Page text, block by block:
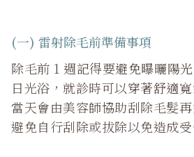
(一) 雷射除毛前準備事項
除毛前 1 週記得要避免曝曬陽
日光浴，就診時可以穿著舒適
當天會由美容師協助刮除毛髮
避免自行刮除或拔除以免造成受